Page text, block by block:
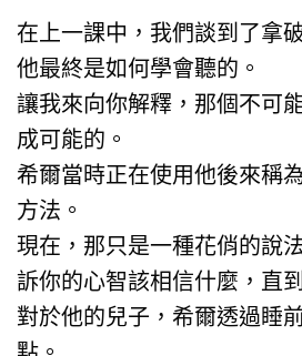
在上一課中，我們談到了拿
他最終是如何學會聽的。
讓我來向你解釋，那個不可
成可能的。
希爾當時正在使用他後來稱
方法。
現在，那只是一種花俏的說
訴你的心智該相信什麼，直
對於他的兒子，希爾透過睡